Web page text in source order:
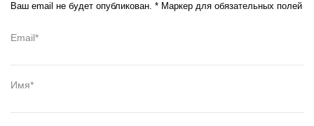
Ваш email не будет опубликован. * Маркер для обязательных полей
Email*
Имя*